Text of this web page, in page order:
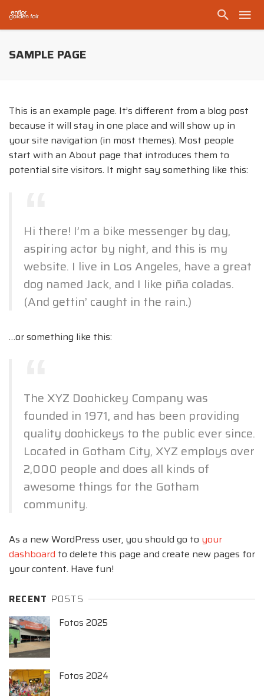
SAMPLE PAGE
This is an example page. It’s different from a blog post
because it will stay in one place and will show up in
your site navigation (in most themes). Most people
start with an About page that introduces them to
potential site visitors. It might say something like this:
Hi there! I’m a bike messenger by day,
aspiring actor by night, and this is my
website. I live in Los Angeles, have a great
dog named Jack, and I like piña coladas.
(And gettin’ caught in the rain.)
…or something like this:
The XYZ Doohickey Company was
founded in 1971, and has been providing
quality doohickeys to the public ever since.
Located in Gotham City, XYZ employs over
2,000 people and does all kinds of
awesome things for the Gotham
community.
As a new WordPress user, you should go to your
dashboard to delete this page and create new pages for
your content. Have fun!
RECENT POSTS
Fotos 2025
Fotos 2024